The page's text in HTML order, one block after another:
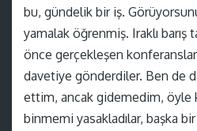
bu, gündelik bir iş.
yamalak öğrenmiş. Iraklı barış
önce gerçekleşen
davetiye gönderdiler. Ben de
ettim, ancak gidemedim, öyle
binmemi yasakladılar, başka bir